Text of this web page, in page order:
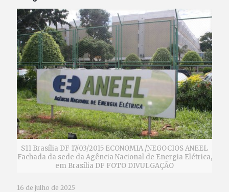
S11 Brasília DF 17/03/2015 ECONOMIA /NEGOCIOS ANEEL
Fachada da sede da Agência Nacional de Energia Elétrica,
em Brasília DF FOTO DIVULGAÇÃO
16 de julho de 2025